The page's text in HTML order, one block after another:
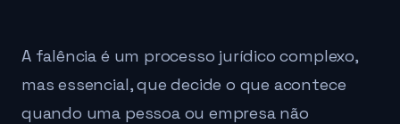
A falência é um processo jurídico complexo,
mas essencial, que decide o que acontece
quando uma pessoa ou empresa não